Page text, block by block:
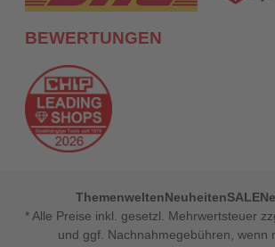
BEWERTUNGEN
ThemenweltenNeuheitenSALE
* Alle Preise inkl. gesetzl. Mehrwertsteuer
und ggf. Nachnahmegebühren, wenn